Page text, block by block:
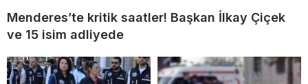
Menderes’te kritik saatler! Başkan İlkay Çiçek
ve 15 isim adliyede